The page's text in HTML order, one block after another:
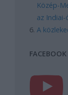
Közép-
az
A
FACEBOOK